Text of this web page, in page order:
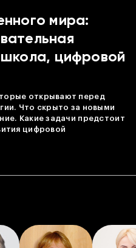
мира:
цифровой
открывают перед
Что скрыто за новыми
Какие задачи предстоит
цифровой